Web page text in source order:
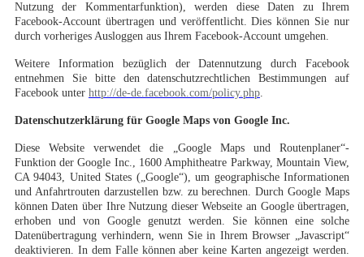
Nutzung der Kommentarfunktion), werden diese Daten zu Ihrem
Facebook-Account übertragen und veröffentlicht. Dies können Sie nur
durch vorheriges Ausloggen aus Ihrem Facebook-Account umgehen.
Weitere Information bezüglich der Datennutzung durch Facebook
entnehmen Sie bitte den datenschutzrechtlichen Bestimmungen auf
Facebook unter http://de-de.facebook.com/policy.php.
Datenschutzerklärung für Google Maps von Google Inc.
Diese Website verwendet die „Google Maps und Routenplaner“-
Funktion der Google Inc., 1600 Amphitheatre Parkway, Mountain View,
CA 94043, United States („Google“), um geographische Informationen
und Anfahrtrouten darzustellen bzw. zu berechnen. Durch Google Maps
können Daten über Ihre Nutzung dieser Webseite an Google übertragen,
erhoben und von Google genutzt werden. Sie können eine solche
Datenübertragung verhindern, wenn Sie in Ihrem Browser „Javascript“
deaktivieren. In dem Falle können aber keine Karten angezeigt werden.